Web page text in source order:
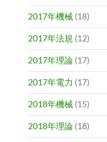
2017年機械 (18)
2017年法規 (12)
2017年理論 (17)
2017年電力 (17)
2018年機械 (15)
2018年理論 (18)